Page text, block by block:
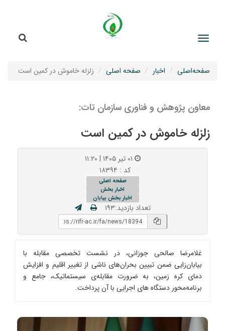
صفحه‌اصلی اخبار صفحه اصلی زلزله خاموش در کمین است
معاون پژوهش و فناوری سازمان تات:
زلزله خاموش در کمین است
کد : ۱۸۳۹۴
صفحه اصلی
اخبار بخش
اخبار بخش بیابان
تعداد بازدید:۱۹۳
غلامرضا صالحی جوزانی، در نشست تخصصی مقابله با
بیابان‌زایی ضمن تبیین بحران‌های ناشی از تغییر اقلیم و افزایش
دمای کره زمین، به ضرورت مقابله‌ی سیستماتیک، جامع و
برنامه‌محور دستگاه های اجرایی با آن پرداخت.